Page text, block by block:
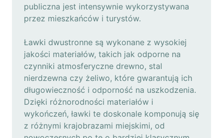
publiczna jest intensywnie wykorzystywana
przez mieszkańców i turystów.
Ławki dwustronne są wykonane z wysokiej
jakości materiałów, takich jak odporne na
czynniki atmosferyczne drewno, stal
nierdzewna czy żeliwo, które gwarantują ich
długowieczność i odporność na uszkodzenia.
Dzięki różnorodności materiałów i
wykończeń, ławki te doskonale komponują się
z różnymi krajobrazami miejskimi, od